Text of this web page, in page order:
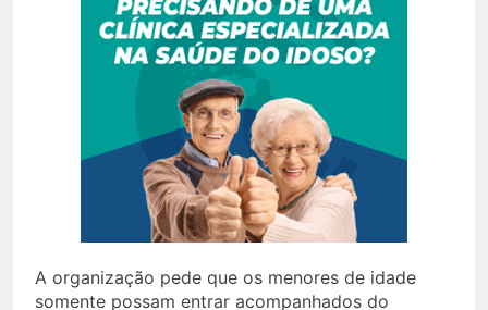
A organização pede que os menores de idade
somente possam entrar acompanhados do